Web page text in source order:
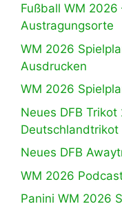
Fußball WM 2026
Austragungsorte
WM 2026
Ausdrucken
WM 2026
Neues DFB
Deutschlandtrikot
Neues DFB
WM 2026
Panini WM 2026